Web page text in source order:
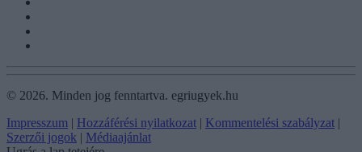
© 2026. Minden jog fenntartva. egriugyek.hu
Impresszum | Hozzáférési nyilatkozat | Kommentelési szabályzat |
Szerzői jogok | Médiaajánlat